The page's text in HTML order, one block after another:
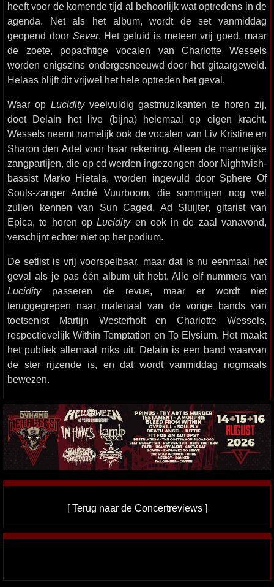
heeft voor de komende tijd al behoorlijk wat optredens in de
agenda. Net als het album, wordt de set vanmiddag
geopend door Sever. Het geluid is meteen vrij goed, maar
de zoete, popachtige vocalen van Charlotte Wessels
worden enigszins ondergesneeuwd door het gitaargeweld.
Helaas blijft dit vrijwel het hele optreden het geval.
Waar op Lucidityveelvuldig gastmuzikanten te horen zij,
doet Delain het live (bijna) helemaal op eigen kracht.
Wessels neemt namelijk ook de vocalen van Liv Kristine en
Sharon den Adel voor haar rekening. Alleen de mannelijke
zangpartijen, die op cd werden ingezongen door Nightwish-
bassist Marko Hietala, worden ingevuld door Sphere Of
Souls-zanger André Vuurboom, die sommigen nog wel
zullen kennen van Sun Caged. Ad Sluijter, gitarist van
Epica, te horen opLucidityen ook in de zaal vanavond,
verschijnt echter niet op het podium.
De setlist is vrij voorspelbaar, maar dat is nu eenmaal het
geval als je pas één album uit hebt. Alle elf nummers van
Luciditypasseren de revue, maar er wordt niet
teruggegrepen naar materiaal van de vorige bands van
toetsenist Martijn Westerholt en Charlotte Wessels,
respectievelijk Within Temptation en To Elysium. Het maakt
het publiek allemaal niks uit. Delain is een band waarvan
de ster rijzende is, en dat wordt vanmiddag nogmaals
bewezen.
[Terug naar de Concertreviews]